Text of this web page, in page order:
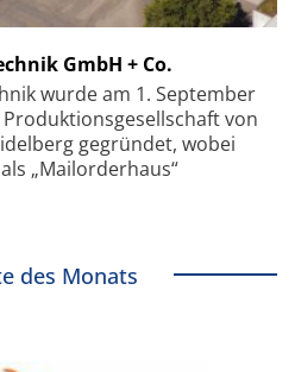
GmbH + Co.
wurde am 1. September
von
gegründet, wobei
„Mailorderhaus“
des Monats